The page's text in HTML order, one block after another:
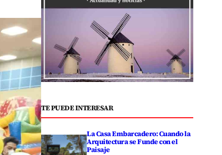
TE PUEDE INTERESAR
La Casa Embarcadero: Cuando la
Arquitectura se Funde con el
Paisaje